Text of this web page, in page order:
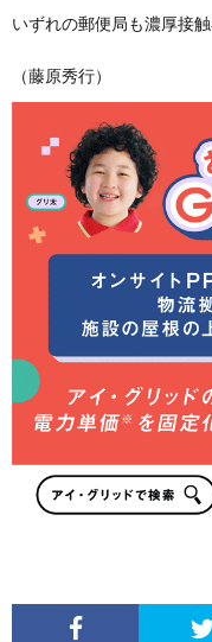
いずれの郵便局も濃厚接
（藤原秀行）